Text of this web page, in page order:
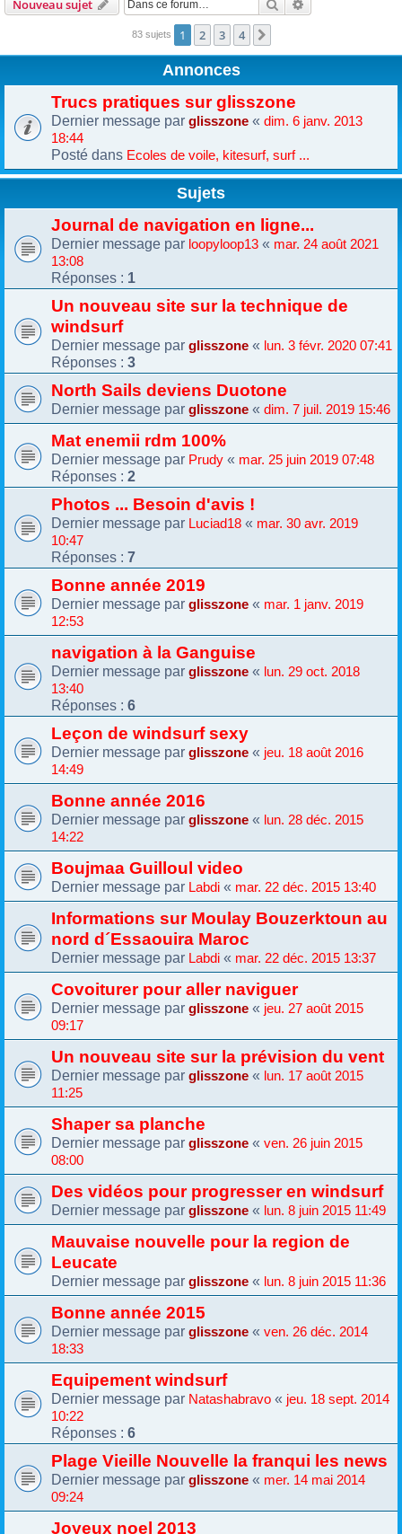
Nouveau sujet
83 sujets 1 2 3 4
Annonces
Trucs pratiques sur glisszone
Dernier message par glisszone « dim. 6 janv. 2013
18:44
Posté dans Ecoles de voile, kitesurf, surf ...
Sujets
Journal de navigation en ligne...
Dernier message par loopyloop13 « mar. 24 août 2021
13:08
Réponses : 1
Un nouveau site sur la technique de
windsurf
Dernier message par glisszone « lun. 3 févr. 2020 07:41
Réponses : 3
North Sails deviens Duotone
Dernier message par glisszone « dim. 7 juil. 2019 15:46
Mat enemii rdm 100%
Dernier message par Prudy « mar. 25 juin 2019 07:48
Réponses : 2
Photos ... Besoin d'avis !
Dernier message par Luciad18 « mar. 30 avr. 2019
10:47
Réponses : 7
Bonne année 2019
Dernier message par glisszone « mar. 1 janv. 2019
12:53
navigation à la Ganguise
Dernier message par glisszone « lun. 29 oct. 2018
13:40
Réponses : 6
Leçon de windsurf sexy
Dernier message par glisszone « jeu. 18 août 2016
14:49
Bonne année 2016
Dernier message par glisszone « lun. 28 déc. 2015
14:22
Boujmaa Guilloul video
Dernier message par Labdi « mar. 22 déc. 2015 13:40
Informations sur Moulay Bouzerktoun au
nord d´Essaouira Maroc
Dernier message par Labdi « mar. 22 déc. 2015 13:37
Covoiturer pour aller naviguer
Dernier message par glisszone « jeu. 27 août 2015
09:17
Un nouveau site sur la prévision du vent
Dernier message par glisszone « lun. 17 août 2015
11:25
Shaper sa planche
Dernier message par glisszone « ven. 26 juin 2015
08:00
Des vidéos pour progresser en windsurf
Dernier message par glisszone « lun. 8 juin 2015 11:49
Mauvaise nouvelle pour la region de
Leucate
Dernier message par glisszone « lun. 8 juin 2015 11:36
Bonne année 2015
Dernier message par glisszone « ven. 26 déc. 2014
18:33
Equipement windsurf
Dernier message par Natashabravo « jeu. 18 sept. 2014
10:22
Réponses : 6
Plage Vieille Nouvelle la franqui les news
Dernier message par glisszone « mer. 14 mai 2014
09:24
Joyeux noel 2013